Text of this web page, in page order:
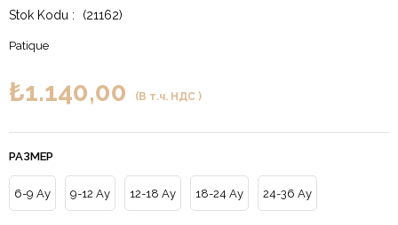
(21162)
Patique
₺1.140,00 (В т.ч. НДС )
РАЗМЕР
6-9 Ay 9-12 Ay 12-18 Ay 18-24 Ay 24-36 Ay